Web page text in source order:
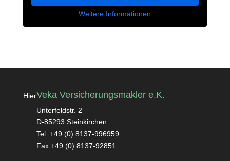
Weitere Informationen
HierVeka Versicherungsmakler e.K.
Unterfeldstr. 2
D-85293 Steinkirchen
Tel. +49 (0) 8137-996959
Fax +49 (0) 8137-92851